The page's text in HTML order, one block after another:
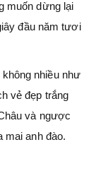
muốn dừng lại
đầu năm tươi
nhiều như
vẻ đẹp trắng
và ngược
mai anh đào.